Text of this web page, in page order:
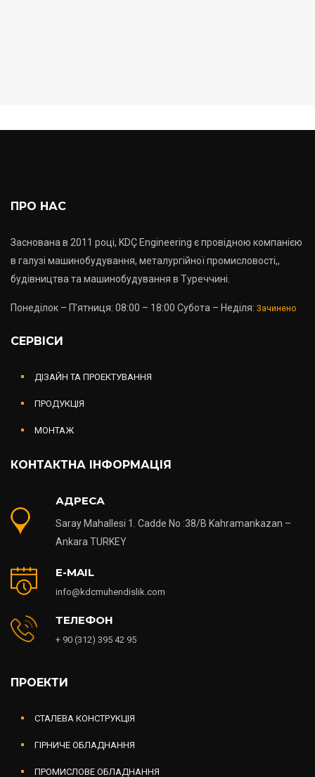
ПРО НАС
Заснована в 2011 році, KDÇ Engineering є провідною компанією
в галузі машинобудування, металургійної промисловості,,
будівництва та машинобудування в Туреччині.
Понеділок – П’ятниця: 08:00 – 18:00 Субота – Неділя: Зачинено
СЕРВІСИ
ДІЗАЙН ТА ПРОЕКТУВАННЯ
ПРОДУКЦІЯ
МОНТАЖ
КОНТАКТНА ІНФОРМАЦІЯ
АДРЕСА
Saray Mahallesi 1. Cadde No :38/B Kahramankazan –
Ankara TURKEY
E-MAIL
info@kdcmuhendislik.com
ТЕЛЕФОН
+ 90 (312) 395 42 95
ПРОЕКТИ
СТАЛЕВА КОНСТРУКЦІЯ
ГІРНИЧЕ ОБЛАДНАННЯ
ПРОМИСЛОВЕ ОБЛАДНАННЯ